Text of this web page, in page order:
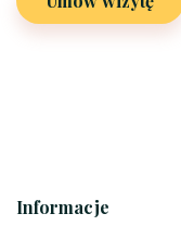
Informacje